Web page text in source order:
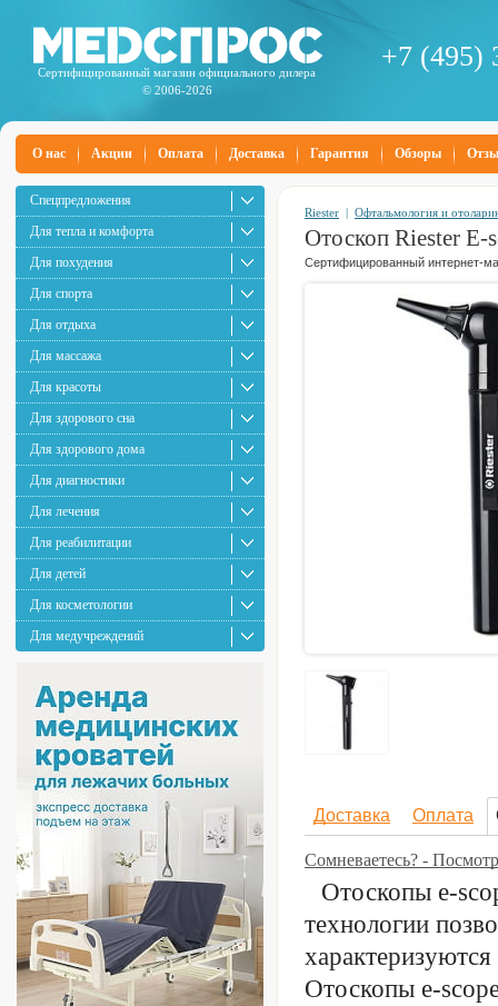
Сертифицированный магазин официального дилера
© 2006-2026
+7 (495)
О нас Акции Оплата Доставка Гарантия Обзоры
Спецпредложения
Для тепла и комфорта
Для похудения
Для спорта
Для отдыха
Для массажа
Для красоты
Для здорового сна
Для здорового дома
Для диагностики
Для лечения
Для реабилитации
Для детей
Для косметологии
Для медучреждений
Riester | Офтальмология и
Отоскоп Riester E-
Сертифицированный интернет-
Доставка Оплата
Сомневаетесь? -
Отоскопы e-
технологии
Отоскопы e-